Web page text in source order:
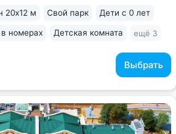
Выбрать
20х12 м Свой парк Дети с 0 лет
номерах Детская комната ещё 3